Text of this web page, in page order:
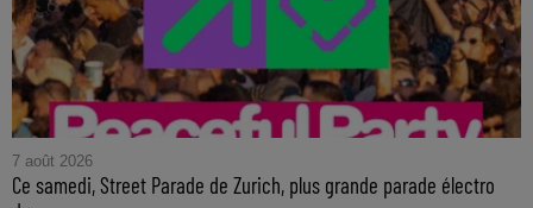
7 août 2026
Ce samedi, Street Parade de Zurich, plus grande parade électro